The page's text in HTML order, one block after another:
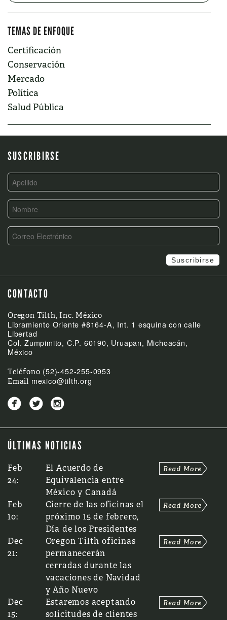
TEMAS DE ENFOQUE
Certificación
Conservación
Mercado
Política
Salud Pública
SUSCRIBIRSE
CONTACTO
Oregon Tilth, Inc. México
Libramiento Oriente #8164-A, Int. 1 esquina con calle
Libertad
Col. Zumpimito, C.P. 60190, Uruapan, Michoacán,
México
Teléfono (52)-452-255-0953
Email mexico@tilth.org
  
ÚLTIMAS NOTICIAS
Feb
24:
El Acuerdo de
Equivalencia entre
México y Canadá
Feb
10:
Cierre de las oficinas el
próximo 15 de febrero,
Día de los Presidentes
Dec
21:
Oregon Tilth oficinas
permanecerán
cerradas durante las
vacaciones de Navidad
y Año Nuevo
Dec
15:
Estaremos aceptando
solicitudes de clientes